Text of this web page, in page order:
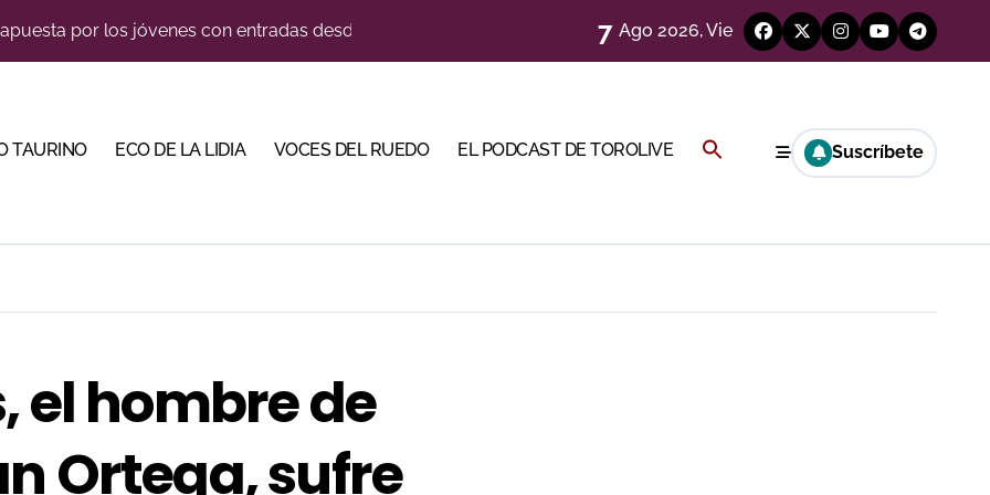
el cuadro de honor de las Colombinas 2026
de desafíos y variedad ganadera
7 Ago 2026, Vie
TAURINO ECO DE LA LIDIA VOCES DEL RUEDO EL PODCAST DE TOROLIVE Buscar: Suscríbete
el hombre de
Ortega, sufre